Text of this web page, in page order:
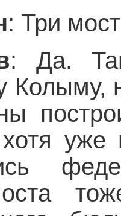
: Три
: Да.
Колыму,